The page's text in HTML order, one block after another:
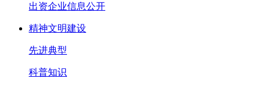
出资企业信息公开
精神文明建设
先进典型
科普知识